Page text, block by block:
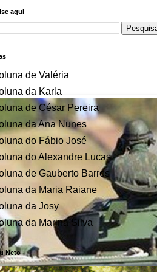
aqui
de Valéria
da Karla
de César Pereira
da Ana Nunes
do Fábio José
do Alexandre Lucas
de Gauberto Barros
da Maria Raiane
da Josy
da Marina Silva
Neto